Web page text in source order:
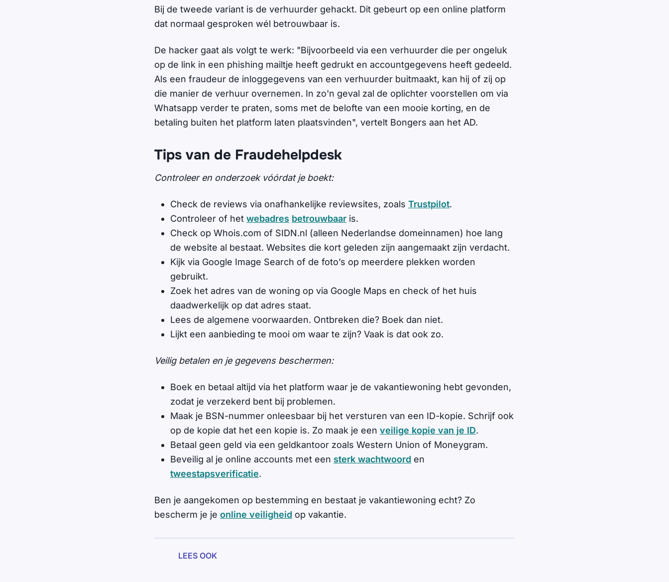
Bij de tweede variant is de verhuurder gehackt. Dit gebeurt op een online platform
dat normaal gesproken wél betrouwbaar is.
De hacker gaat als volgt te werk: "Bijvoorbeeld via een verhuurder die per ongeluk
op de link in een phishing mailtje heeft gedrukt en accountgegevens heeft gedeeld.
Als een fraudeur de inloggegevens van een verhuurder buitmaakt, kan hij of zij op
die manier de verhuur overnemen. In zo'n geval zal de oplichter voorstellen om via
Whatsapp verder te praten, soms met de belofte van een mooie korting, en de
betaling buiten het platform laten plaatsvinden", vertelt Bongers aan het AD.
Tips van de Fraudehelpdesk
Controleer en onderzoek vóórdat je boekt:
Check de reviews via onafhankelijke reviewsites, zoals Trustpilot.
Controleer of het webadres betrouwbaar is.
Check op Whois.com of SIDN.nl (alleen Nederlandse domeinnamen) hoe lang
de website al bestaat. Websites die kort geleden zijn aangemaakt zijn verdacht.
Kijk via Google Image Search of de foto’s op meerdere plekken worden
gebruikt.
Zoek het adres van de woning op via Google Maps en check of het huis
daadwerkelijk op dat adres staat.
Lees de algemene voorwaarden. Ontbreken die? Boek dan niet.
Lijkt een aanbieding te mooi om waar te zijn? Vaak is dat ook zo.
Veilig betalen en je gegevens beschermen:
Boek en betaal altijd via het platform waar je de vakantiewoning hebt gevonden,
zodat je verzekerd bent bij problemen.
Maak je BSN-nummer onleesbaar bij het versturen van een ID-kopie. Schrijf ook
op de kopie dat het een kopie is. Zo maak je een veilige kopie van je ID.
Betaal geen geld via een geldkantoor zoals Western Union of Moneygram.
Beveilig al je online accounts met een sterk wachtwoord en
tweestapsverificatie.
Ben je aangekomen op bestemming en bestaat je vakantiewoning echt? Zo
bescherm je je online veiligheid op vakantie.
LEES OOK